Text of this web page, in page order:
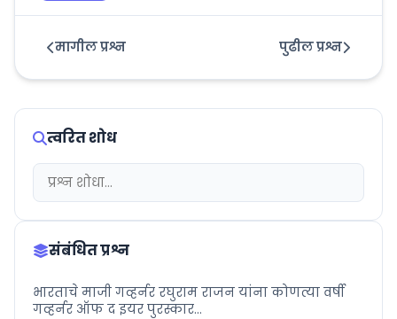
मागील प्रश्न पुढील प्रश्न
त्वरित शोध
संबंधित प्रश्न
भारताचे माजी गव्हर्नर रघुराम राजन यांना कोणत्या वर्षी
गव्हर्नर ऑफ द इयर पुरस्कार...